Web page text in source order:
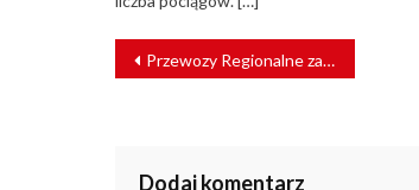
NAWIGACJA
WPISU
Przewozy Regionalne zainwestują w tabor
Dodaj komentarz